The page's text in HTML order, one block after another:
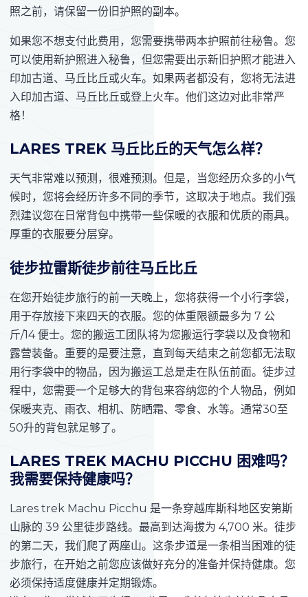
照之前，请保留一份旧护照的副本。
如果您不想支付此费用，您需要携带两本护照前往秘鲁。您
可以使用新护照进入秘鲁，但您需要出示新旧护照才能进入
印加古道、马丘比丘或火车。如果两者都没有，您将无法进
入印加古道、马丘比丘或登上火车。他们这边对此非常严
格！
LARES TREK 马丘比丘的天气怎么样？
天气非常难以预测，很难预测。但是，当您经历众多的小气
候时，您将会经历许多不同的季节，这取决于地点。我们强
烈建议您在日常背包中携带一些保暖的衣服和优质的雨具。
厚重的衣服要分层穿。
徒步拉雷斯徒步前往马丘比丘
在您开始徒步旅行的前一天晚上，您将获得一个小行李袋，
用于存放接下来四天的衣服。您的体重限额最多为 7 公
斤/14 便士。您的搬运工团队将为您搬运行李袋以及食物和
露营装备。重要的是要注意，直到每天结束之前您都无法取
用行李袋中的物品，因为搬运工总是走在队伍前面。徒步过
程中，您需要一个足够大的背包来容纳您的个人物品，例如
保暖夹克、雨衣、相机、防晒霜、零食、水等。通常30至
50升的背包就足够了。
LARES TREK MACHU PICCHU 困难吗？
我需要保持健康吗？
Lares trek Machu Picchu 是一条穿越库斯科地区安第斯
山脉的 39 公里徒步路线。最高到达海拔为 4,700 米。徒步
的第二天，我们爬了两座山。这条步道是一条相当困难的徒
步旅行，在开始之前您应该做好充分的准备并保持健康。您
必须保持适度健康并定期锻炼。